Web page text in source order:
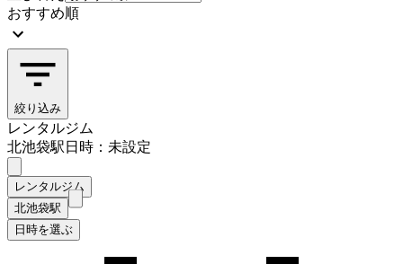
おすすめ順
絞り込み
レンタルジム
北池袋駅日時：未設定
レンタルジム
北池袋駅
日時を選ぶ